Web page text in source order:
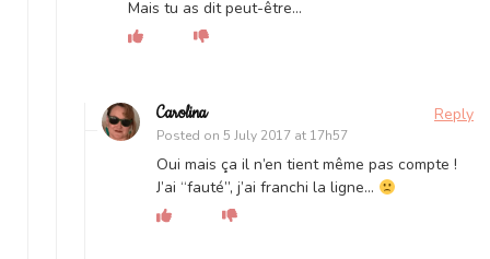
Mais tu as dit peut-être…
Carolina
Posted on 5 July 2017 at 17h57
Reply
Oui mais ça il n’en tient même pas compte !
J’ai “fauté”, j’ai franchi la ligne…